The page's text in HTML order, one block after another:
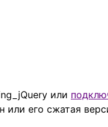
или
или его сжатая